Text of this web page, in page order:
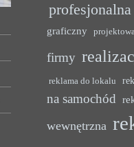
graficzny
firmy
reklama do lokalu
na samochód
wewnętrzna